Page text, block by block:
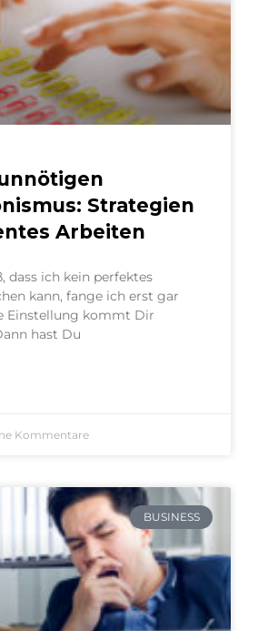
Strategien
Arbeiten
dass ich kein perfektes
kann, fange ich erst gar
Einstellung kommt Dir
hast Du
Kommentare
BUSINESS